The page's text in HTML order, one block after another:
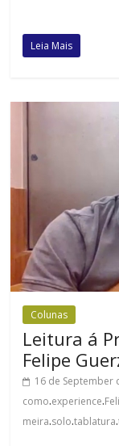
Leia Mais
Colunas
Leitura á
Felipe
16 de September
como.experience.
meira.solo.tablatura.